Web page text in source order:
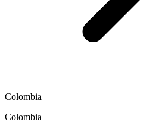
Colombia
Colombia